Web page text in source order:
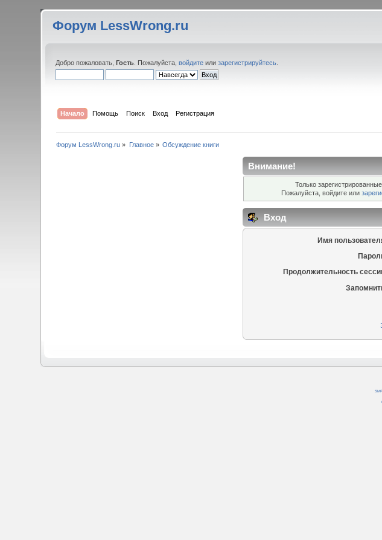
Форум LessWrong.ru
Добро пожаловать,Гость . Пожалуйста,войдите илизарегистрируйтесь
Начало Помощь Поиск Вход Регистрация
Форум LessWrong.ru » Главное» Обсуждение книги
Внимание!
Только
Пожалуйста, войдите или
Вход
Имя
Продолжительность